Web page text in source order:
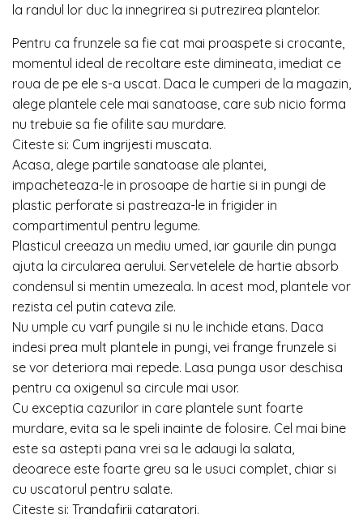
la randul lor duc la innegrirea si putrezirea plantelor.
Pentru ca frunzele sa fie cat mai proaspete si crocante,
momentul ideal de recoltare este dimineata, imediat ce
roua de pe ele s-a uscat. Daca le cumperi de la magazin,
alege plantele cele mai sanatoase, care sub nicio forma
nu trebuie sa fie ofilite sau murdare.
Citeste si: Cum ingrijesti muscata.
Acasa, alege partile sanatoase ale plantei,
impacheteaza-le in prosoape de hartie si in pungi de
plastic perforate si pastreaza-le in frigider in
compartimentul pentru legume.
Plasticul creeaza un mediu umed, iar gaurile din punga
ajuta la circularea aerului. Servetelele de hartie absorb
condensul si mentin umezeala. In acest mod, plantele vor
rezista cel putin cateva zile.
Nu umple cu varf pungile si nu le inchide etans. Daca
indesi prea mult plantele in pungi, vei frange frunzele si
se vor deteriora mai repede. Lasa punga usor deschisa
pentru ca oxigenul sa circule mai usor.
Cu exceptia cazurilor in care plantele sunt foarte
murdare, evita sa le speli inainte de folosire. Cel mai bine
este sa astepti pana vrei sa le adaugi la salata,
deoarece este foarte greu sa le usuci complet, chiar si
cu uscatorul pentru salate.
Citeste si: Trandafirii cataratori.